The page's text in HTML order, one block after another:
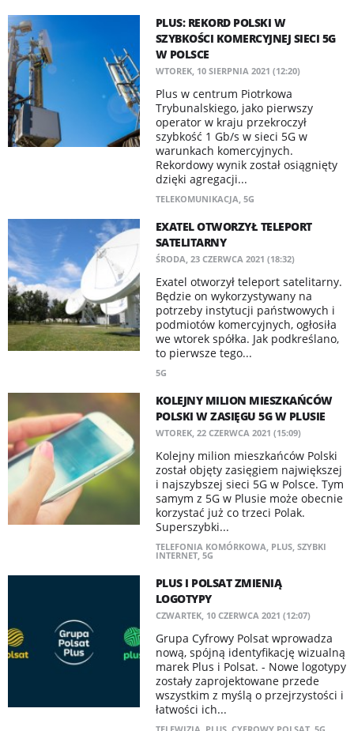
PLUS: REKORD POLSKI W
SZYBKOŚCI KOMERCYJNEJ SIECI 5G
W POLSCE
WTOREK, 10 SIERPNIA 2021 (12:20)
Plus w centrum Piotrkowa
Trybunalskiego, jako pierwszy
operator w kraju przekroczył
szybkość 1 Gb/s w sieci 5G w
warunkach komercyjnych.
Rekordowy wynik został osiągnięty
dzięki agregacji...
TELEKOMUNIKACJA, 5G
EXATEL OTWORZYŁ TELEPORT
SATELITARNY
ŚRODA, 23 CZERWCA 2021 (18:32)
Exatel otworzył teleport satelitarny.
Będzie on wykorzystywany na
potrzeby instytucji państwowych i
podmiotów komercyjnych, ogłosiła
we wtorek spółka. Jak podkreślano,
to pierwsze tego...
5G
​KOLEJNY MILION MIESZKAŃCÓW
POLSKI W ZASIĘGU 5G W PLUSIE
WTOREK, 22 CZERWCA 2021 (15:09)
Kolejny milion mieszkańców Polski
został objęty zasięgiem największej
i najszybszej sieci 5G w Polsce. Tym
samym z 5G w Plusie może obecnie
korzystać już co trzeci Polak.
Superszybki...
TELEFONIA KOMÓRKOWA, PLUS, SZYBKI
INTERNET, 5G
PLUS I POLSAT ZMIENIĄ
LOGOTYPY
CZWARTEK, 10 CZERWCA 2021 (12:07)
Grupa Cyfrowy Polsat wprowadza
nową, spójną identyfikację wizualną
marek Plus i Polsat. - Nowe logotypy
zostały zaprojektowane przede
wszystkim z myślą o przejrzystości i
łatwości ich...